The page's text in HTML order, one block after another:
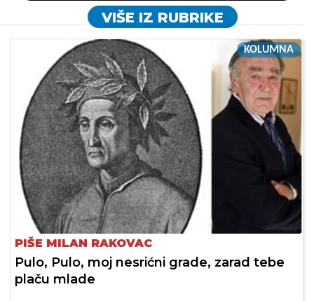
VIŠE IZ RUBRIKE
KOLUMNA
PIŠE MILAN RAKOVAC
Pulo, Pulo, moj nesrićni grade, zarad tebe
plaču mlade